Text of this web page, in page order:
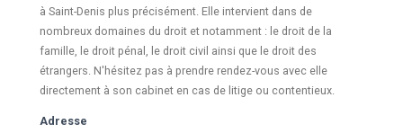
à Saint-Denis plus précisément. Elle intervient dans de
nombreux domaines du droit et notamment : le droit de la
famille, le droit pénal, le droit civil ainsi que le droit des
étrangers. N'hésitez pas à prendre rendez-vous avec elle
directement à son cabinet en cas de litige ou contentieux.
Adresse